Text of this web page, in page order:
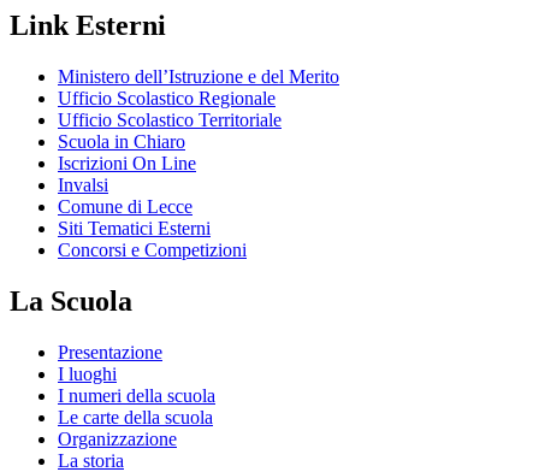
Link Esterni
Ministero dell’Istruzione e del Merito
Ufficio Scolastico Regionale
Ufficio Scolastico Territoriale
Scuola in Chiaro
Iscrizioni On Line
Invalsi
Comune di Lecce
Siti Tematici Esterni
Concorsi e Competizioni
La Scuola
Presentazione
I luoghi
I numeri della scuola
Le carte della scuola
Organizzazione
La storia